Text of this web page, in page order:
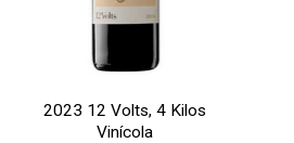
2023 12 Volts, 4 Kilos
Vinícola